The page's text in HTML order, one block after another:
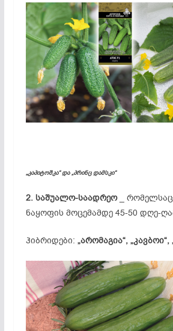
„კაპიტოშკა“ და „პრინც დამსკი“
2. საშუალო-საადრეო_
ნაყოფის მოცემამდე 45-50 დღე-
ჰიბრიდები: „არომაგია“,